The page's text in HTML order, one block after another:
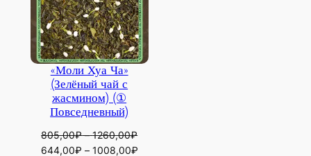
«Моли Хуа Ча»
(Зелёный чай с
жасмином) (①
Повседневный)
805,00₽ – 1260,00₽
Диапазон
644,00₽ – 1008,00₽Диапазон